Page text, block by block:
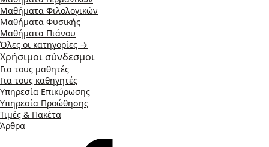
Μαθήματα Φιλολογικών
Μαθήματα Φυσικής
Μαθήματα Πιάνου
Όλες οι κατηγορίες →
Χρήσιμοι σύνδεσμοι
Για τους μαθητές
Για τους καθηγητές
Υπηρεσία Επικύρωσης
Υπηρεσία Προώθησης
Τιμές & Πακέτα
Άρθρα